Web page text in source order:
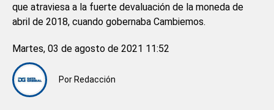
que atraviesa a la fuerte devaluación de la moneda de
abril de 2018, cuando gobernaba Cambiemos.
Por Redacción
Martes, 03 de agosto de 2021 11:52